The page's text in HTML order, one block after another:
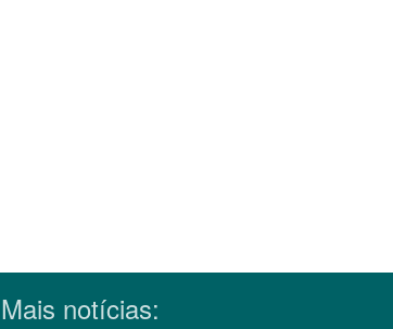
Mais notícias: